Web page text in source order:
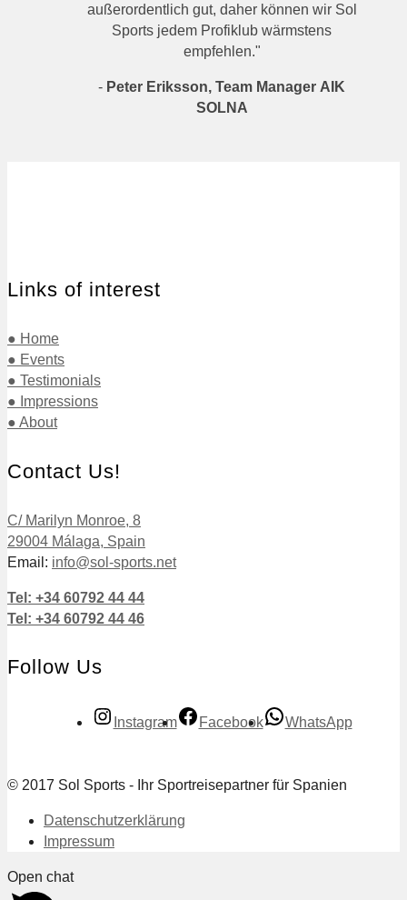
außerordentlich gut, daher können wir Sol
Sports jedem Profiklub wärmstens
empfehlen."
- Peter Eriksson, Team Manager AIK
SOLNA
Links of interest
● Home
● Events
● Testimonials
● Impressions
● About
Contact Us!
C/ Marilyn Monroe, 8
29004 Málaga, Spain
Email: info@sol-sports.net
Tel: +34 60792 44 44
Tel: +34 60792 44 46
Follow Us
Instagram Facebook WhatsApp
© 2017 Sol Sports - Ihr Sportreisepartner für Spanien
Datenschutzerklärung
Impressum
Open chat